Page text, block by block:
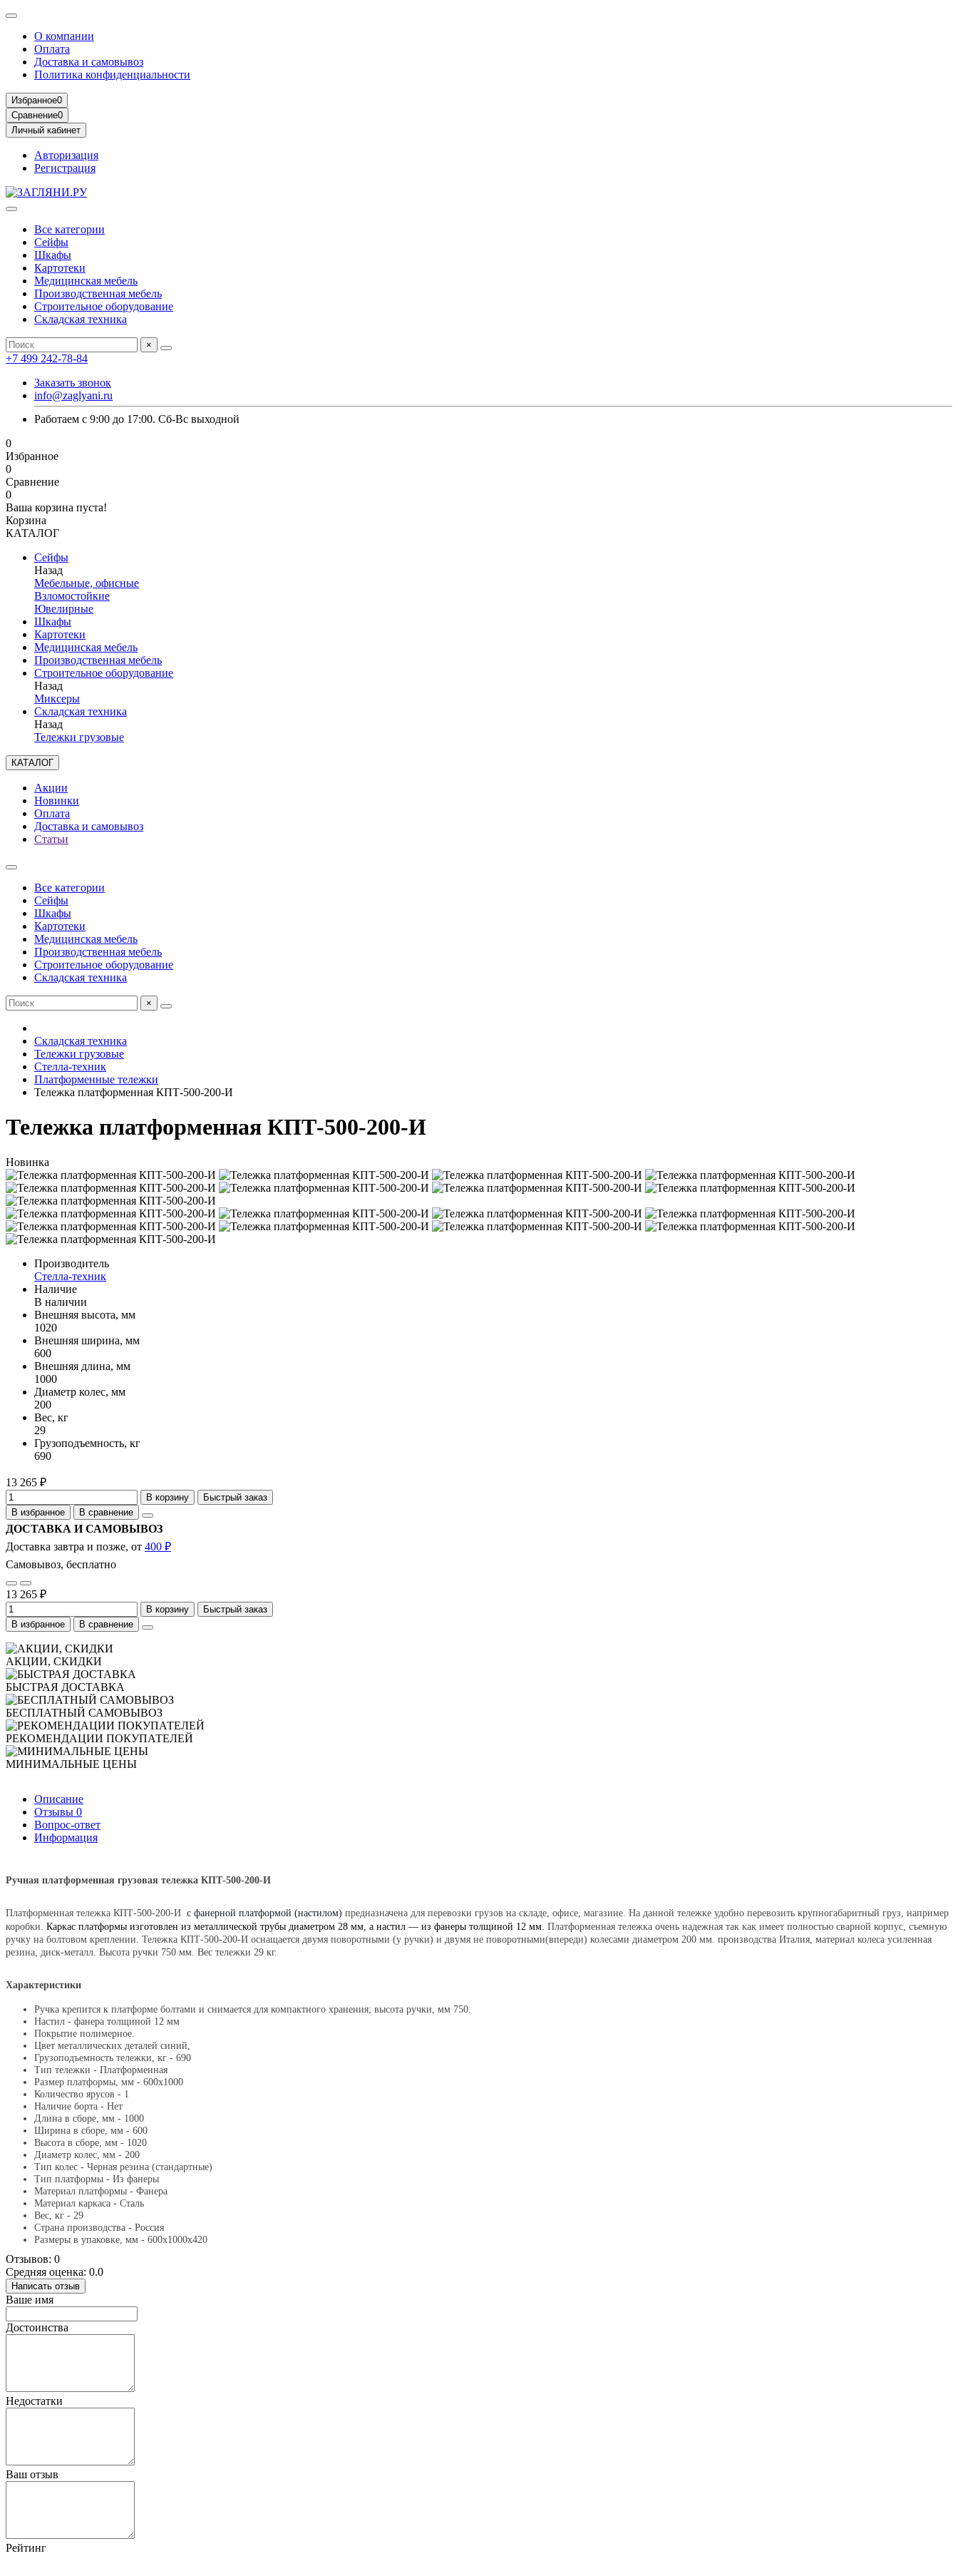
О компании
Оплата
Доставка и самовывоз
Политика конфиденциальности
Избранное0
Сравнение0
Личный кабинет
Авторизация
Регистрация
Все категории
Сейфы
Шкафы
Картотеки
Медицинская мебель
Производственная мебель
Строительное оборудование
Складская техника
×
+7 499 242-78-84
Заказать звонок
info@zaglyani.ru
Работаем с 9:00 до 17:00. Сб-Вс выходной
0
Избранное
0
Сравнение
0
Ваша корзина пуста!
Корзина
КАТАЛОГ
Сейфы
Назад
Мебельные, офисные
Взломостойкие
Ювелирные
Шкафы
Картотеки
Медицинская мебель
Производственная мебель
Строительное оборудование
Назад
Миксеры
Складская техника
Назад
Тележки грузовые
КАТАЛОГ
Акции
Новинки
Оплата
Доставка и самовывоз
Статьи
Все категории
Сейфы
Шкафы
Картотеки
Медицинская мебель
Производственная мебель
Строительное оборудование
Складская техника
×
Складская техника
Тележки грузовые
Стелла-техник
Платформенные тележки
Тележка платформенная КПТ-500-200-И
Тележка платформенная КПТ-500-200-И
Новинка
Производитель
Стелла-техник
Наличие
В наличии
Внешняя высота, мм
1020
Внешняя ширина, мм
600
Внешняя длина, мм
1000
Диаметр колес, мм
200
Вес, кг
29
Грузоподъемность, кг
690
13 265 ₽
В корзину
Быстрый заказ
В избранное
В сравнение
ДОСТАВКА И САМОВЫВОЗ
Доставка завтра и позже, от 400 ₽
Самовывоз, бесплатно
13 265 ₽
В корзину
Быстрый заказ
В избранное
В сравнение
АКЦИИ, СКИДКИ
БЫСТРАЯ ДОСТАВКА
БЕСПЛАТНЫЙ САМОВЫВОЗ
РЕКОМЕНДАЦИИ ПОКУПАТЕЛЕЙ
МИНИМАЛЬНЫЕ ЦЕНЫ
Описание
Отзывы 0
Вопрос-ответ
Информация
Ручная платформенная грузовая тележка КПТ-500-200-И
Платформенная тележка КПТ-500-200-И с фанерной платформой (настилом) предназначена для перевозки грузов на складе, офисе, магазине. На данной тележке удобно перевозить крупногабаритный груз, например
коробки. Каркас платформы изготовлен из металлической трубы диаметром 28 мм, а настил — из фанеры толщиной 12 мм. Платформенная тележка очень надежная так как имеет полностью сварной корпус, съемную
ручку на болтовом креплении. Тележка КПТ-500-200-И оснащается двумя поворотными (у ручки) и двумя не поворотными(впереди) колесами диаметром 200 мм. производства Италия, материал колеса усиленная
резина, диск-металл. Высота ручки 750 мм. Вес тележки 29 кг.
Характеристики
Ручка крепится к платформе болтами и снимается для компактного хранения; высота ручки, мм 750.
Настил - фанера толщиной 12 мм
Покрытие полимерное.
Цвет металлических деталей синий,
Грузоподъемность тележки, кг - 690
Тип тележки - Платформенная
Размер платформы, мм - 600х1000
Количество ярусов - 1
Наличие борта - Нет
Длина в сборе, мм - 1000
Ширина в сборе, мм - 600
Высота в сборе, мм - 1020
Диаметр колес, мм - 200
Тип колес - Черная резина (стандартные)
Тип платформы - Из фанеры
Материал платформы - Фанера
Материал каркаса - Сталь
Вес, кг - 29
Страна производства - Россия
Размеры в упаковке, мм - 600х1000х420
Отзывов: 0
Средняя оценка: 0.0
Написать отзыв
Ваше имя
Достоинства
Недостатки
Ваш отзыв
Рейтинг